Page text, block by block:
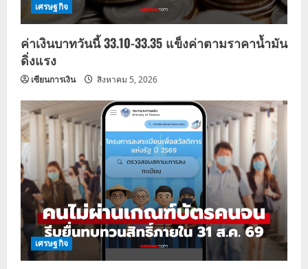
เศรษฐกิจ
ค่าเงินบาทวันนี้ 33.10-33.35 แข็งค่าตามราคาน้ำมัน
ดิ่งแรง
เซียนการเงิน สิงหาคม 5, 2026
เศรษฐกิจ